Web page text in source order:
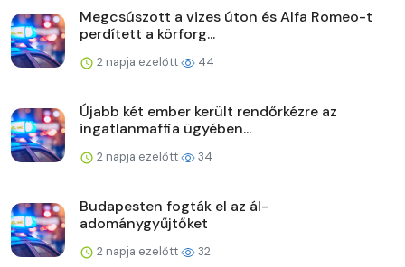
Megcsúszott a vizes úton és Alfa Romeo-t
perdített a körforg...
2 napja ezelőtt 44
Újabb két ember került rendőrkézre az
ingatlanmaffia ügyében...
2 napja ezelőtt 34
Budapesten fogták el az ál-
adománygyűjtőket
2 napja ezelőtt 32